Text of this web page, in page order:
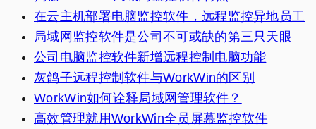
在云主机部署电脑监控软件，远程监控异地员工
局域网监控软件是公司不可或缺的第三只天眼
公司电脑监控软件新增远程控制电脑功能
灰鸽子远程控制软件与WorkWin的区别
WorkWin如何诠释局域网管理软件？
高效管理就用WorkWin全员屏幕监控软件